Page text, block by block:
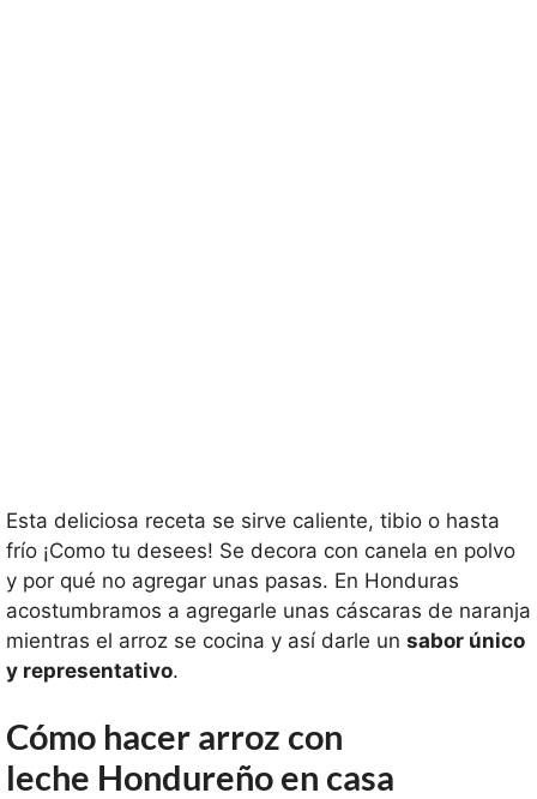
Esta deliciosa receta se sirve caliente, tibio o hasta
frío ¡Como tu desees! Se decora con canela en polvo
y por qué no agregar unas pasas. En Honduras
acostumbramos a agregarle unas cáscaras de naranja
mientras el arroz se cocina y así darle un sabor único
y representativo.
Cómo hacer arroz con
leche Hondureño en casa